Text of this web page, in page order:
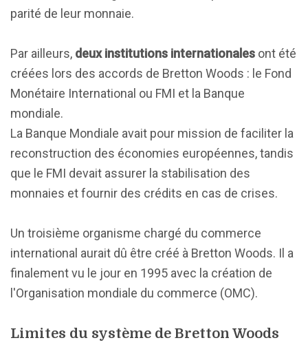
parité de leur monnaie.
Par ailleurs, deux institutions internationales ont été
créées lors des accords de Bretton Woods : le Fond
Monétaire International ou FMI et la Banque
mondiale.
La Banque Mondiale avait pour mission de faciliter la
reconstruction des économies européennes, tandis
que le FMI devait assurer la stabilisation des
monnaies et fournir des crédits en cas de crises.
Un troisième organisme chargé du commerce
international aurait dû être créé à Bretton Woods. Il a
finalement vu le jour en 1995 avec la création de
l'Organisation mondiale du commerce (OMC).
Limites du système de Bretton Woods